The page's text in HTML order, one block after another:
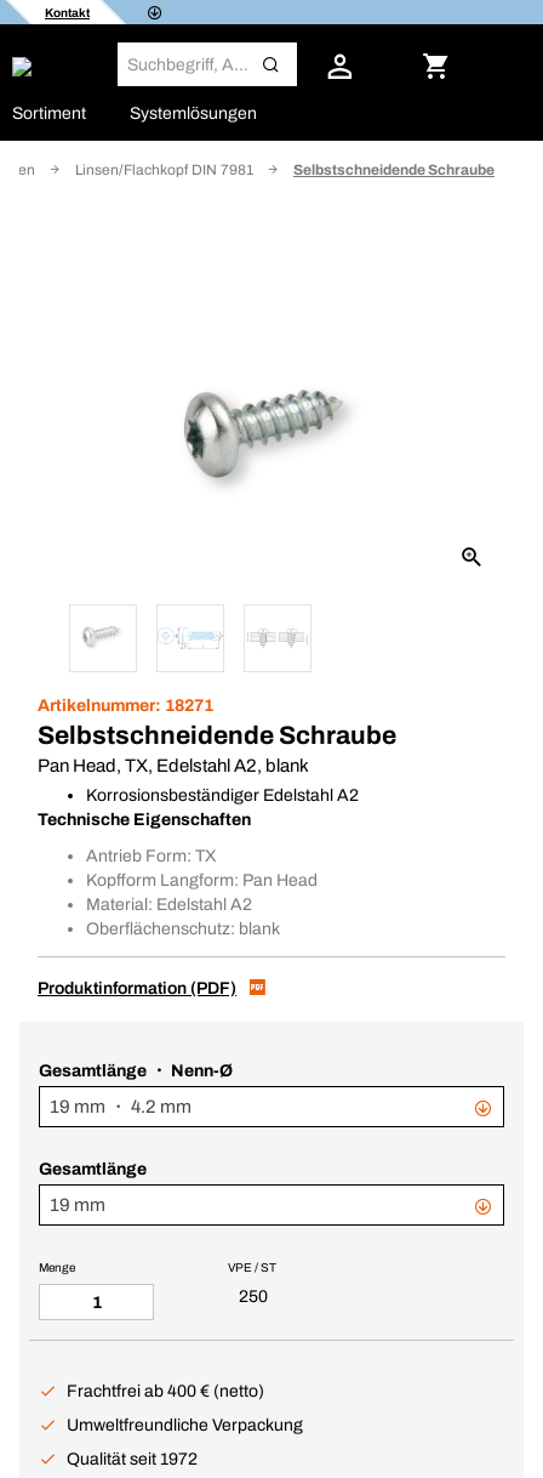
Kontakt
Sortiment Systemlösungen
Linsen/Flachkopf DIN 7981 Selbstschneidende Schraube
Artikelnummer: 18271
Selbstschneidende Schraube
Pan Head, TX, Edelstahl A2, blank
Korrosionsbeständiger Edelstahl A2
Technische Eigenschaften
Antrieb Form: TX
Kopfform Langform: Pan Head
Material: Edelstahl A2
Oberflächenschutz: blank
Produktinformation (PDF)
Gesamtlänge ・ Nenn-Ø
19 mm ・ 4.2 mm
Gesamtlänge
19 mm
VPE / ST
250
Menge
Frachtfrei ab 400 € (netto)
Umweltfreundliche Verpackung
Qualität seit 1972